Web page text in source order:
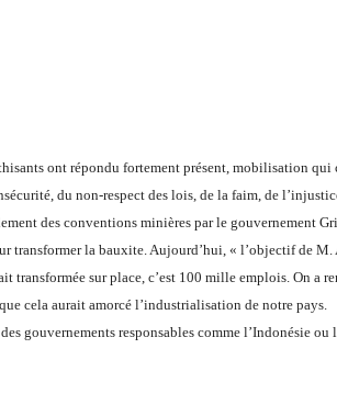
ont répondu fortement présent, mobilisation qui
du non-respect des lois, de la faim, de
des conventions minières par le gouvernement
transformer la bauxite. Aujourd’hui, « l’objectif de
transformée sur place, c’est 100 mille emplois. On a
cela aurait amorcé l’industrialisation de notre pays.
gouvernements responsables comme l’Indonésie